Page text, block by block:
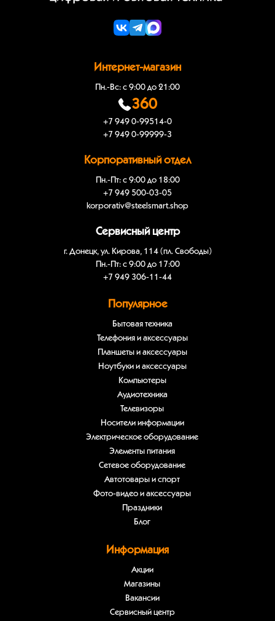
Интернет-магазин
Пн.-Вс: с 9:00 до 21:00
360
+7 949 0-99514-0
+7 949 0-99999-3
Корпоративный отдел
Пн.-Пт: с 9:00 до 18:00
+7 949 500-03-05
korporativ@steelsmart.shop
Сервисный центр
г. Донецк, ул. Кирова, 114 (пл. Свободы)
Пн.-Пт: с 9:00 до 17:00
+7 949 306-11-44
Популярное
Бытовая техника
Телефония и аксессуары
Планшеты и аксессуары
Ноутбуки и аксессуары
Компьютеры
Аудиотехника
Телевизоры
Носители информации
Электрическое оборудование
Элементы питания
Сетевое оборудование
Автотовары и спорт
Фото-видео и аксессуары
Праздники
Блог
Информация
Акции
Магазины
Вакансии
Сервисный центр